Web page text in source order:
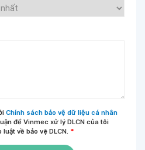
Chính sách bảo vệ dữ liệu cá nhân
để Vinmec xử lý DLCN của tôi
về bảo vệ DLCN. *